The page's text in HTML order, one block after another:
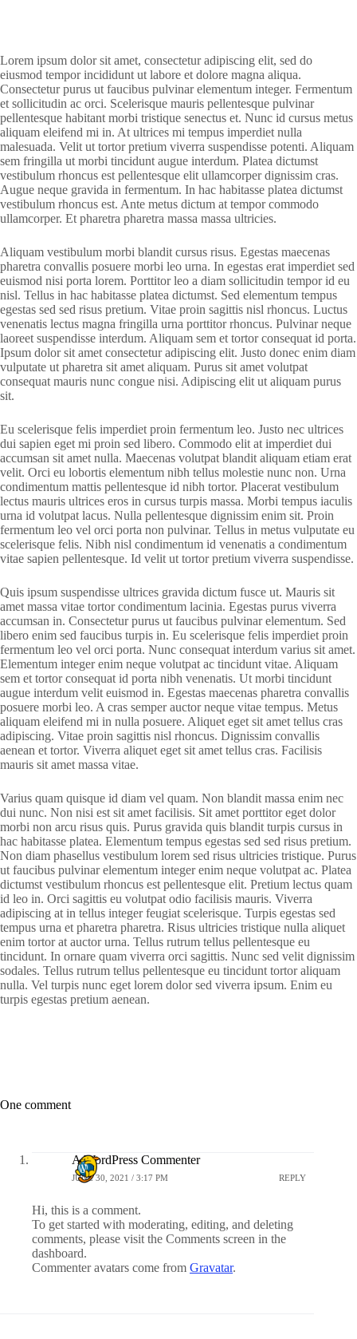
Lorem ipsum dolor sit amet, consectetur adipiscing elit, sed do
eiusmod tempor incididunt ut labore et dolore magna aliqua.
Consectetur purus ut faucibus pulvinar elementum integer. Fermentum
et sollicitudin ac orci. Scelerisque mauris pellentesque pulvinar
pellentesque habitant morbi tristique senectus et. Nunc id cursus metus
aliquam eleifend mi in. At ultrices mi tempus imperdiet nulla
malesuada. Velit ut tortor pretium viverra suspendisse potenti. Aliquam
sem fringilla ut morbi tincidunt augue interdum. Platea dictumst
vestibulum rhoncus est pellentesque elit ullamcorper dignissim cras.
Augue neque gravida in fermentum. In hac habitasse platea dictumst
vestibulum rhoncus est. Ante metus dictum at tempor commodo
ullamcorper. Et pharetra pharetra massa massa ultricies.
Aliquam vestibulum morbi blandit cursus risus. Egestas maecenas
pharetra convallis posuere morbi leo urna. In egestas erat imperdiet sed
euismod nisi porta lorem. Porttitor leo a diam sollicitudin tempor id eu
nisl. Tellus in hac habitasse platea dictumst. Sed elementum tempus
egestas sed sed risus pretium. Vitae proin sagittis nisl rhoncus. Luctus
venenatis lectus magna fringilla urna porttitor rhoncus. Pulvinar neque
laoreet suspendisse interdum. Aliquam sem et tortor consequat id porta.
Ipsum dolor sit amet consectetur adipiscing elit. Justo donec enim diam
vulputate ut pharetra sit amet aliquam. Purus sit amet volutpat
consequat mauris nunc congue nisi. Adipiscing elit ut aliquam purus
sit.
Eu scelerisque felis imperdiet proin fermentum leo. Justo nec ultrices
dui sapien eget mi proin sed libero. Commodo elit at imperdiet dui
accumsan sit amet nulla. Maecenas volutpat blandit aliquam etiam erat
velit. Orci eu lobortis elementum nibh tellus molestie nunc non. Urna
condimentum mattis pellentesque id nibh tortor. Placerat vestibulum
lectus mauris ultrices eros in cursus turpis massa. Morbi tempus iaculis
urna id volutpat lacus. Nulla pellentesque dignissim enim sit. Proin
fermentum leo vel orci porta non pulvinar. Tellus in metus vulputate eu
scelerisque felis. Nibh nisl condimentum id venenatis a condimentum
vitae sapien pellentesque. Id velit ut tortor pretium viverra suspendisse.
Quis ipsum suspendisse ultrices gravida dictum fusce ut. Mauris sit
amet massa vitae tortor condimentum lacinia. Egestas purus viverra
accumsan in. Consectetur purus ut faucibus pulvinar elementum. Sed
libero enim sed faucibus turpis in. Eu scelerisque felis imperdiet proin
fermentum leo vel orci porta. Nunc consequat interdum varius sit amet.
Elementum integer enim neque volutpat ac tincidunt vitae. Aliquam
sem et tortor consequat id porta nibh venenatis. Ut morbi tincidunt
augue interdum velit euismod in. Egestas maecenas pharetra convallis
posuere morbi leo. A cras semper auctor neque vitae tempus. Metus
aliquam eleifend mi in nulla posuere. Aliquet eget sit amet tellus cras
adipiscing. Vitae proin sagittis nisl rhoncus. Dignissim convallis
aenean et tortor. Viverra aliquet eget sit amet tellus cras. Facilisis
mauris sit amet massa vitae.
Varius quam quisque id diam vel quam. Non blandit massa enim nec
dui nunc. Non nisi est sit amet facilisis. Sit amet porttitor eget dolor
morbi non arcu risus quis. Purus gravida quis blandit turpis cursus in
hac habitasse platea. Elementum tempus egestas sed sed risus pretium.
Non diam phasellus vestibulum lorem sed risus ultricies tristique. Purus
ut faucibus pulvinar elementum integer enim neque volutpat ac. Platea
dictumst vestibulum rhoncus est pellentesque elit. Pretium lectus quam
id leo in. Orci sagittis eu volutpat odio facilisis mauris. Viverra
adipiscing at in tellus integer feugiat scelerisque. Turpis egestas sed
tempus urna et pharetra pharetra. Risus ultricies tristique nulla aliquet
enim tortor at auctor urna. Tellus rutrum tellus pellentesque eu
tincidunt. In ornare quam viverra orci sagittis. Nunc sed velit dignissim
sodales. Tellus rutrum tellus pellentesque eu tincidunt tortor aliquam
nulla. Vel turpis nunc eget lorem dolor sed viverra ipsum. Enim eu
turpis egestas pretium aenean.
One comment
A WordPress Commenter
JUNE 30, 2021 / 3:17 PM REPLY
Hi, this is a comment.
To get started with moderating, editing, and deleting
comments, please visit the Comments screen in the
dashboard.
Commenter avatars come from Gravatar.